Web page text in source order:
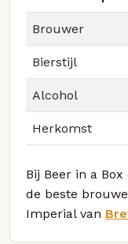
Brouwer
Bierstijl
Alcohol
Herkomst
Bij Beer in a
de beste
Imperial van